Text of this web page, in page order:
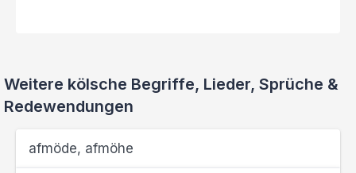
Weitere kölsche Begriffe, Lieder, Sprüche &
Redewendungen
afmöde, afmöhe